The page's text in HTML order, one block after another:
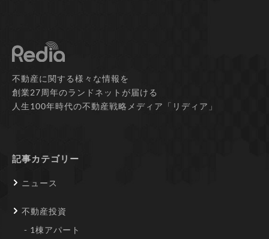
不動産に関する様々な情報を
創業27周年のランドネットが届ける
人生100年時代の不動産戦略メディア「リディア」
記事カテゴリー
ニュース
不動産投資
1棟アパート